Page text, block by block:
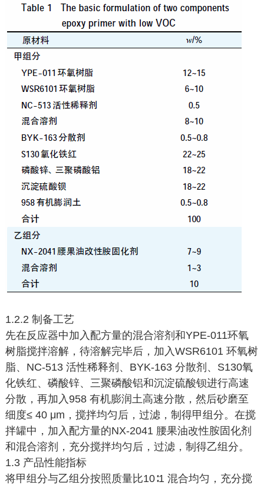
1.2.2 制备工艺
先在反应器中加入配方量的混合溶剂和YPE-011环氧
树脂搅拌溶解，待溶解完毕后，加入WSR6101 环氧树
脂、NC-513 活性稀释剂、BYK-163 分散剂、S130氧
化铁红、磷酸锌、三聚磷酸铝和沉淀硫酸钡进行高速
分散，再加入958 有机膨润土高速分散，然后砂磨至
细度≤ 40 μm，搅拌均匀后，过滤，制得甲组分。在搅
拌罐中，加入配方量的NX-2041 腰果油改性胺固化剂
和混合溶剂，充分搅拌均匀后，过滤，制得乙组分。
1.3 产品性能指标
将甲组分与乙组分按照质量比10∶1 混合均匀，充分搅